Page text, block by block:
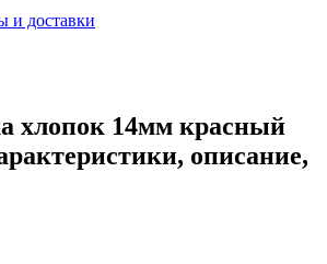
и доставки
хлопок 14мм красный
описание,